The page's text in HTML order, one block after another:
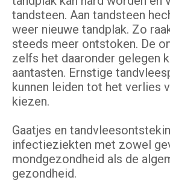
tandsteen. Aan tandsteen
weer nieuwe tandplak. Zo
steeds meer ontstoken. De
zelfs het daaronder gelegen
aantasten. Ernstige
kunnen leiden tot het verlies
kiezen.
Gaatjes en
infectieziekten met zowel
mondgezondheid als de
gezondheid.